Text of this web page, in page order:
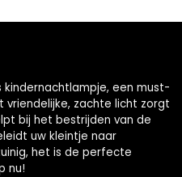
een must-
vriendelijke, zachte licht zorgt
bij het bestrijden van de
uw kleintje naar
het is de perfecte
nu!